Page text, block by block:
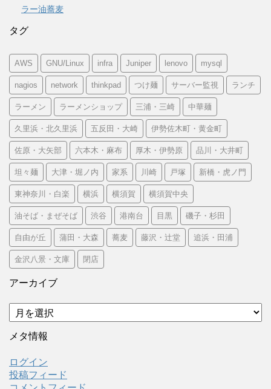
ラー油蕎麦
タグ
AWS GNU/Linux infra Juniper lenovo mysql
nagios network thinkpad つけ麺 サーバー監視 ランチ
ラーメン ラーメンショップ 三浦・三崎 中華麺
久里浜・北久里浜 五反田・大崎 伊勢佐木町・黄金町
佐原・大矢部 六本木・麻布 厚木・伊勢原 品川・大井町
坦々麺 大津・堀ノ内 家系 川崎 戸塚 新橋・虎ノ門
東神奈川・白楽 横浜 横須賀 横須賀中央
油そば・まぜそば 渋谷 港南台 目黒 磯子・杉田
自由が丘 蒲田・大森 蕎麦 藤沢・辻堂 追浜・田浦
金沢八景・文庫 閉店
アーカイブ
ア
ー
カ
ブ
メタ情報
ログイン
投稿フィード